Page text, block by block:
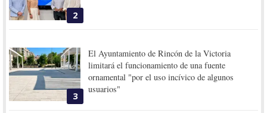
2
3
El Ayuntamiento de Rincón de la Victoria
limitará el funcionamiento de una fuente
ornamental "por el uso incívico de algunos
usuarios"